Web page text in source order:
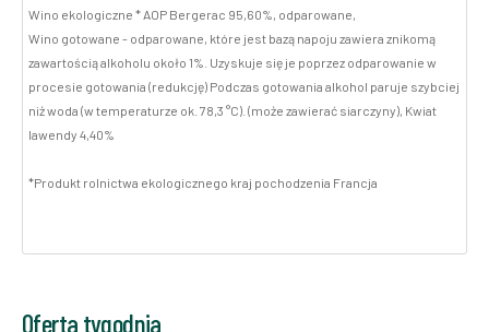
Wino ekologiczne * AOP Bergerac 95,60%, odparowane,
Wino gotowane - odparowane, które jest bazą napoju zawiera znikomą
zawartością alkoholu około 1%. Uzyskuje się je poprzez odparowanie w
procesie gotowania (redukcję) Podczas gotowania alkohol paruje szybciej
niż woda (w temperaturze ok. 78,3 °C). (może zawierać siarczyny), Kwiat
lawendy 4,40%
*Produkt rolnictwa ekologicznego kraj pochodzenia Francja
Oferta tygodnia